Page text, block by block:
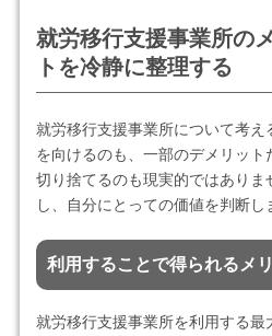
就労移行支援事業所の
トを冷静に整理する
就労移行支援事業所について考え
を向けるのも、一部のデメリット
切り捨てるのも現実的ではありま
し、自分にとっての価値を判断し
利用することで得られるメ
就労移行支援事業所を利用する最